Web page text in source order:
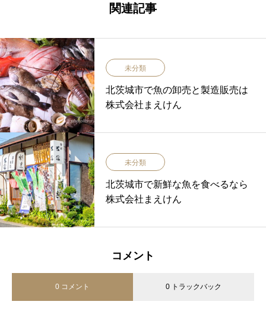
関連記事
未分類
北茨城市で魚の卸売と製造販売は
株式会社まえけん
未分類
北茨城市で新鮮な魚を食べるなら
株式会社まえけん
コメント
0 コメント 0 トラックバック